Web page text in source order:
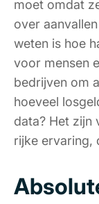
moet omdat
over
weten is hoe
voor mensen
bedrijven om
hoeveel
data? Het zijn
rijke ervaring,